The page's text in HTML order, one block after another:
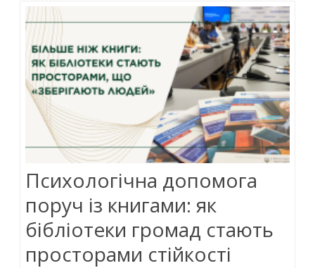
Психологічна допомога
поруч із книгами: як
бібліотеки громад стають
просторами стійкості